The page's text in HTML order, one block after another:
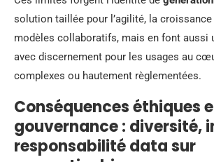
solution taillée pour l’agilité, la
modèles collaboratifs, mais en font aussi
avec discernement pour les usages au
complexes ou hautement règlementées.
Conséquences éthiques
gouvernance : diversité,
responsabilité data sur